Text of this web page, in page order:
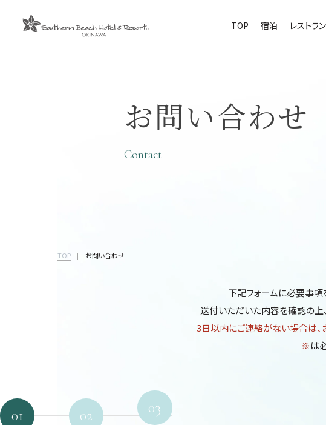
ョンをスキップしてコンテンツに移動する TOP 宿泊 レストラン
お問い合わせ
Contact
TOP お問い合わせ
下記フォームに必要事項
送付いただいた内容を確認の上
3日以内にご連絡がない場合は、
※は
01 02 03